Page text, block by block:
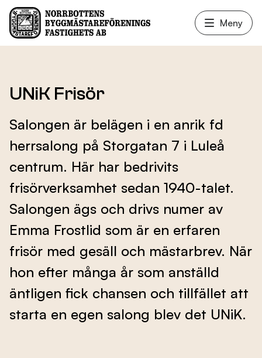
Meny
Fastighetsservice
Hyresgäster
Nyheter
Evenemang
UNiK Frisör
Salongen är belägen i en anrik fd
herrsalong på Storgatan 7 i Luleå
centrum. Här har bedrivits
frisörverksamhet sedan 1940-talet.
Salongen ägs och drivs numer av
Emma Frostlid som är en erfaren
frisör med gesäll och mästarbrev. När
hon efter många år som anställd
äntligen fick chansen och tillfället att
starta en egen salong blev det UNiK.